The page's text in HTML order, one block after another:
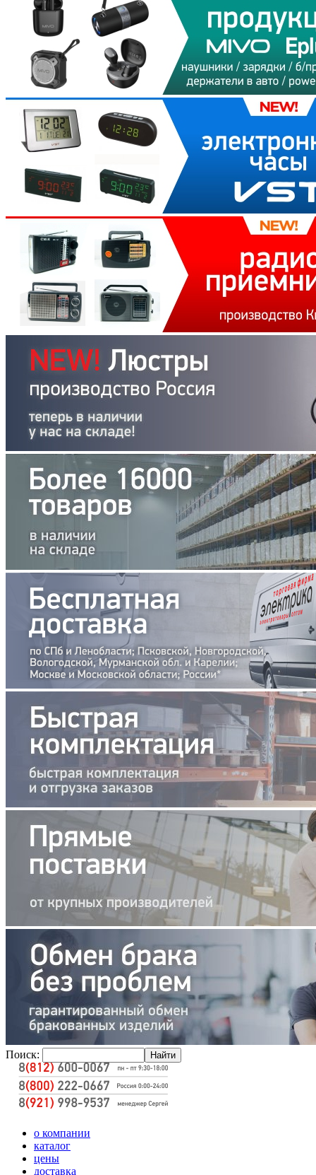
Поиск:
о компании
каталог
цены
доставка